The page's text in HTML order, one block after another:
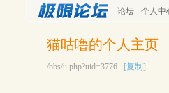
论坛 个人中
猫咕噜的个人主页
/bbs/u.php?uid=3776 [复制]